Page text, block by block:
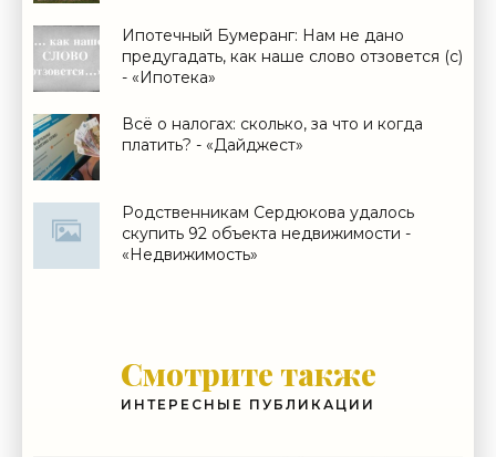
Ипотечный Бумеранг: Нам не дано
предугадать, как наше слово отзовется (с)
- «Ипотека»
Всё о налогах: сколько, за что и когда
платить? - «Дайджест»
Родственникам Сердюкова удалось
скупить 92 объекта недвижимости -
«Недвижимость»
Смотрите также
ИНТЕРЕСНЫЕ ПУБЛИКАЦИИ